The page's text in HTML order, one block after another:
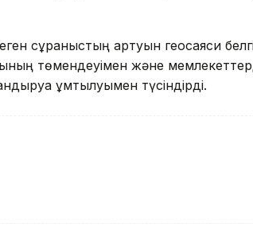
сұраныстың артуын геосаяси
төмендеуімен және
ұмтылуымен түсіндірді.